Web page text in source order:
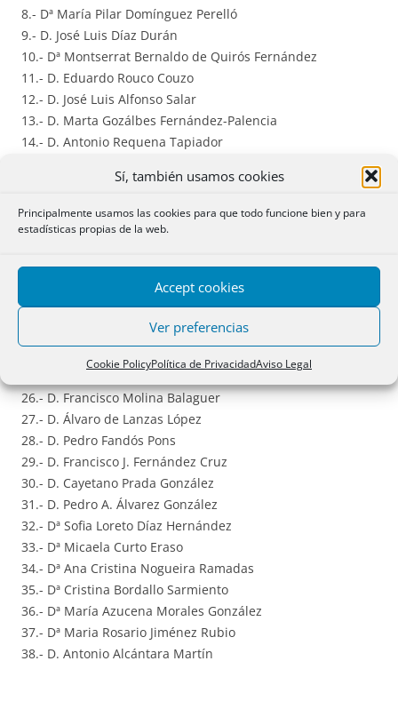
Sí, también usamos cookies
Principalmente usamos las cookies para que todo funcione bien y para
estadísticas propias de la web.
Accept cookies
Ver preferencias
Cookie PolicyPolítica de PrivacidadAviso Legal
8.- Dª María Pilar Domínguez Perelló
9.- D. José Luis Díaz Durán
10.- Dª Montserrat Bernaldo de Quirós Fernández
11.- D. Eduardo Rouco Couzo
12.- D. José Luis Alfonso Salar
13.- D. Marta Gozálbes Fernández-Palencia
14.- D. Antonio Requena Tapiador
16.- Dª Carmen Gorena Puértolas
17.- Dª Carmen Miquel Lasso de la Vega
18.- Dª María Jesús Franco Alonso
20.- D. Antonio Fernández Sevilla
21.- D. Álvaro Esteban Gómez
22.- D. Eduardo Font Roger
23.- Dª Ana María Sabater Mataix
25.- D. Luis M. Benavides Parra
26.- D. Francisco Molina Balaguer
27.- D. Álvaro de Lanzas López
28.- D. Pedro Fandós Pons
29.- D. Francisco J. Fernández Cruz
30.- D. Cayetano Prada González
31.- D. Pedro A. Álvarez González
32.- Dª Sofia Loreto Díaz Hernández
33.- Dª Micaela Curto Eraso
34.- Dª Ana Cristina Nogueira Ramadas
35.- Dª Cristina Bordallo Sarmiento
36.- Dª María Azucena Morales González
37.- Dª Maria Rosario Jiménez Rubio
38.- D. Antonio Alcántara Martín